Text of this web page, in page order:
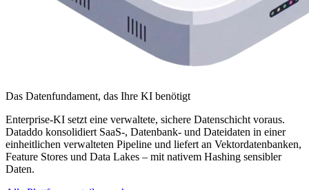
Das Datenfundament, das Ihre KI benötigt
Enterprise-KI setzt eine verwaltete, sichere Datenschicht voraus.
Dataddo konsolidiert SaaS-, Datenbank- und Dateidaten in einer
einheitlichen verwalteten Pipeline und liefert an Vektordatenbanken,
Feature Stores und Data Lakes – mit nativem Hashing sensibler
Daten.